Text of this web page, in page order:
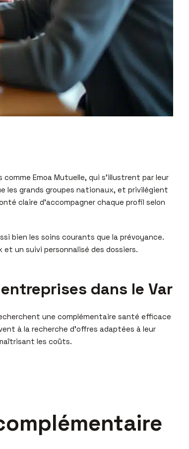
Emoa Mutuelle, qui s’illustrent par leur
les grands groupes nationaux, et privilégient
claire d’accompagner chaque profil selon
bien les soins courants que la prévoyance.
un suivi personnalisé des dossiers.
dans le Var
une complémentaire santé efficace
à la recherche d’offres adaptées à leur
les coûts.